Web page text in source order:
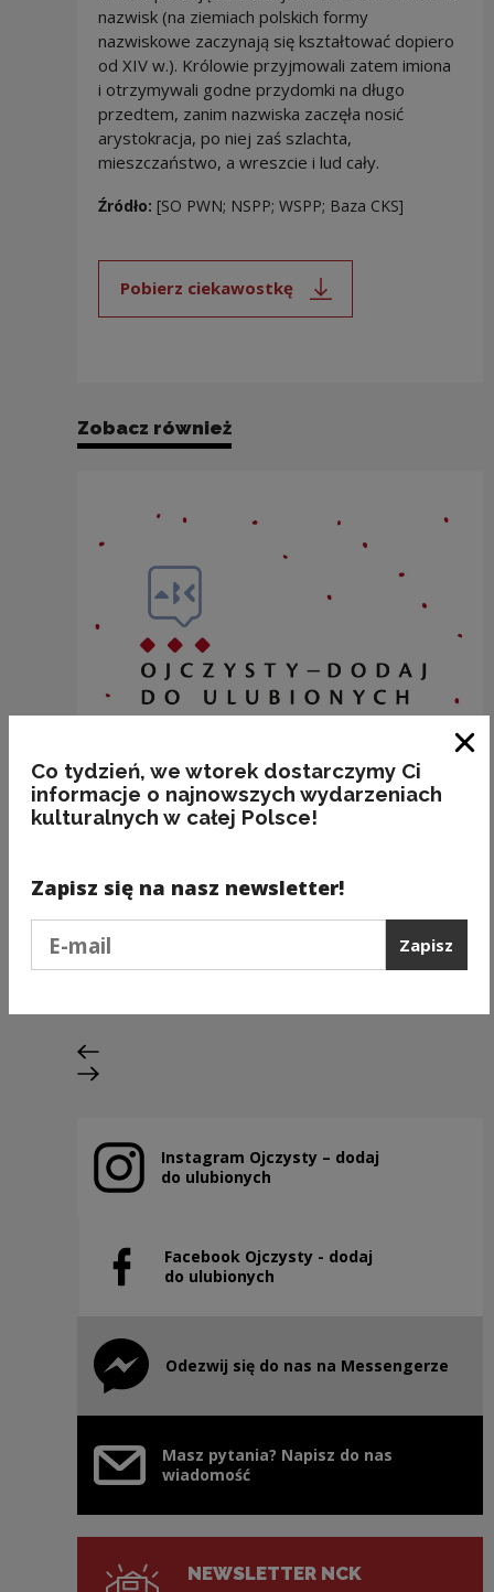
nazwisk (na ziemiach polskich formy
nazwiskowe zaczynają się kształtować dopiero
od XIV w.). Królowie przyjmowali zatem imiona
i otrzymywali godne przydomki na długo
przedtem, zanim nazwiska zaczęła nosić
arystokracja, po niej zaś szlachta,
mieszczaństwo, a wreszcie i lud cały.
Źródło: [SO PWN; NSPP; WSPP; Baza CKS]
Pobierz ciekawostkę
Uwaga, link zostanie otwarty
Zobacz również
„Projekt ODWŁÓCZNY”
Kategorie:
etymologia, łączliwość leksykalna,
poprawność
Poprzedni slajd
Następny slajd
Instagram Ojczysty – dodaj
do ulubionych
Uwaga, link zostanie otwarty w nowym oknie
Facebook Ojczysty - dodaj
do ulubionych
Uwaga, link zostanie otwarty w nowym oknie
Odezwij się do nas na Messengerze
Uwaga, link zostanie otwarty w nowym oknie
Masz pytania? Napisz do nas
wiadomość
NEWSLETTER NCK
Co tydzień, we wtorek dostarczymy Ci
informacje o najnowszych wydarzeniach
kulturalnych w całej Polsce!
Zapisz się na nasz newsletter!
Zapisz